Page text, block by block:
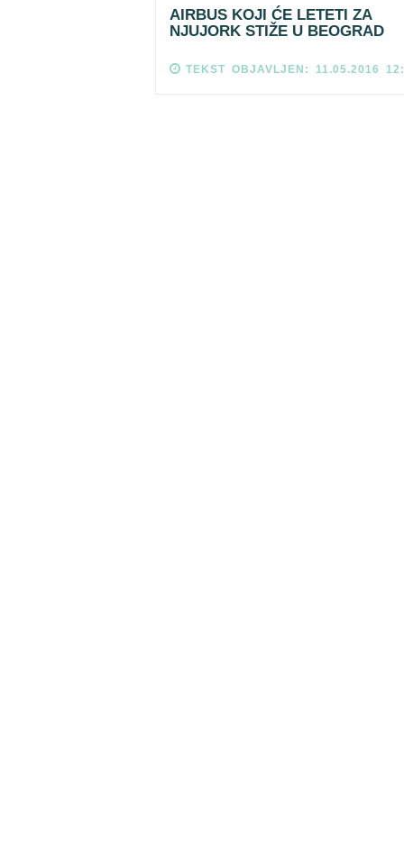
AIRBUS KOJI ĆE LETETI ZA
NJUJORK STIŽE U BEOGRAD
TEKST OBJAVLJEN: 11.05.2016